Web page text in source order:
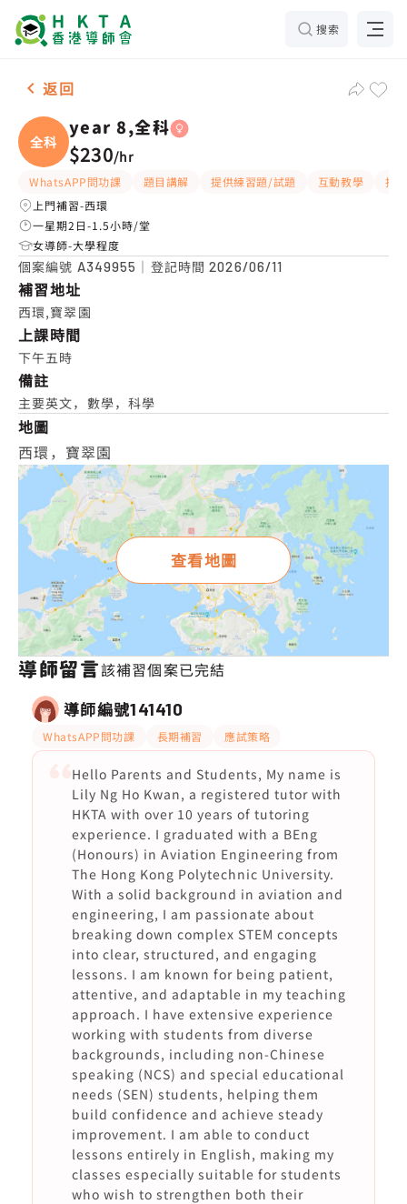
搜索
女-1名 year 8,全科，西環 補習推介
返回
全科
year 8,全科
$230/hr
WhatsAPP問功課 題目講解 提供練習題/試題 互動教學
指
上門補習-西環
一星期2日-1.5小時/堂
女導師-大學程度
個案編號 A349955 ｜登記時間2026/06/11
補習地址
西環,寶翠園
上課時間
下午五時
備註
主要英文，數學，科學
地圖
西環，寶翠園
查看地圖
導師留言該補習個案已完結
導師編號141410
WhatsAPP問功課 長期補習 應試策略
Hello Parents and Students, My name is
Lily Ng Ho Kwan, a registered tutor with
HKTA with over 10 years of tutoring
experience. I graduated with a BEng
(Honours) in Aviation Engineering from
The Hong Kong Polytechnic University.
With a solid background in aviation and
engineering, I am passionate about
breaking down complex STEM concepts
into clear, structured, and engaging
lessons. I am known for being patient,
attentive, and adaptable in my teaching
approach. I have extensive experience
working with students from diverse
backgrounds, including non-Chinese
speaking (NCS) and special educational
needs (SEN) students, helping them
build confidence and achieve steady
improvement. I am able to conduct
lessons entirely in English, making my
classes especially suitable for students
who wish to strengthen both their